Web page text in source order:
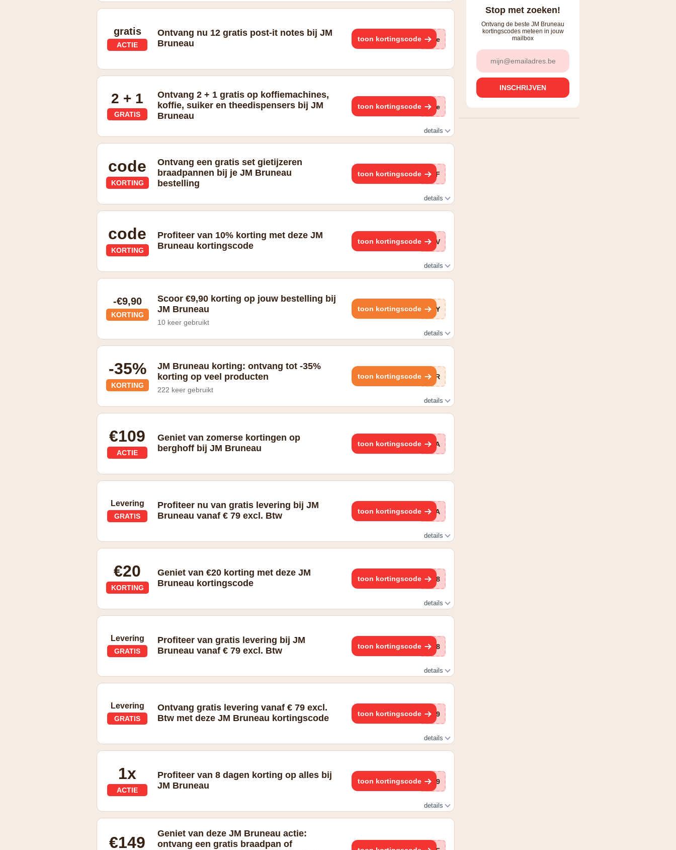
gratis
ACTIE
Ontvang nu 12 gratis post-it notes bij JM
Bruneau
toon kortingscode (ge
2 + 1
GRATIS
Ontvang 2 + 1 gratis op koffiemachines,
koffie, suiker en theedispensers bij JM
Bruneau
toon kortingscode (ge
details
code
KORTING
Ontvang een gratis set gietijzeren
braadpannen bij je JM Bruneau
bestelling
toon kortingscode BWF
details
code
KORTING
Profiteer van 10% korting met deze JM
Bruneau kortingscode
toon kortingscode BJV
details
-€9,90
KORTING
Scoor €9,90 korting op jouw bestelling bij
JM Bruneau
10 keer gebruikt
toon kortingscode E9Y
details
-35%
KORTING
JM Bruneau korting: ontvang tot -35%
korting op veel producten
222 keer gebruikt
toon kortingscode HvR
details
€109
ACTIE
Geniet van zomerse kortingen op
berghoff bij JM Bruneau
toon kortingscode BWA
Levering
GRATIS
Profiteer nu van gratis levering bij JM
Bruneau vanaf € 79 excl. Btw
toon kortingscode BWA
details
€20
KORTING
Geniet van €20 korting met deze JM
Bruneau kortingscode
toon kortingscode BR8
details
Levering
GRATIS
Profiteer van gratis levering bij JM
Bruneau vanaf € 79 excl. Btw
toon kortingscode BR8
details
Levering
GRATIS
Ontvang gratis levering vanaf € 79 excl.
Btw met deze JM Bruneau kortingscode
toon kortingscode B29
details
1x
ACTIE
Profiteer van 8 dagen korting op alles bij
JM Bruneau
toon kortingscode B29
details
verzending van dit bericht. Kortingen niet van toepassing op computersupplies, elektronisch materiaal,
bepaalde cartridges/toners, multipacks, artikels reeds in promotie, smartphones Apple en Samsung en
levensmiddelen. Onze website richt zich enkel tot personen, bedrijven, instellingen en vrije beroepen die
€149
Geniet van deze JM Bruneau actie:
ontvang een gratis braadpan of
Stop met zoeken!
Ontvang de beste JM Bruneau
kortingscodes meteen in jouw
mailbox